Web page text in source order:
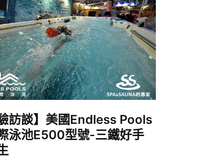
驗訪談】美國Endless Pools
泳池E500型號-三鐵好手